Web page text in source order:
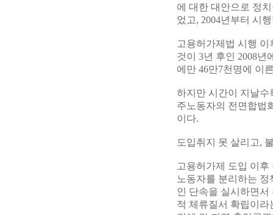
에 대한 대안으로 정
었고, 2004년부터 시
고용허가제법 시행
것이 3년 후인 2008년
에만 46만7천명에 이
하지만 시간이 지날수
주노동자의 전면합법
이다.
도입취지 못 살리고,
고용허가제 도입 이
노동자를 분리하는
인 단속을 실시하면
적 체류질서 확립이